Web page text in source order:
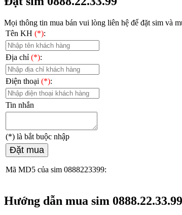
Mọi thông tin mua bán vui lòng liên hệ để đặt sim và
Tên KH (*):
Địa chỉ (*):
Điện thoại (*):
Tin nhắn
(*) là bắt buộc nhập
Đặt mua
Mã MD5 của sim 0888223399:
Hướng dẫn mua sim 0888.22.33.99